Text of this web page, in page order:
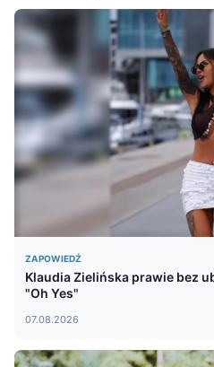
ZAPOWIEDŹ
Klaudia Zielińska prawie bez
"Oh Yes"
07.08.2026